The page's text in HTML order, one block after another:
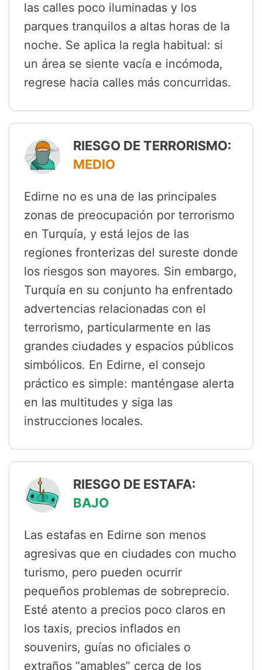
las calles poco iluminadas y los
parques tranquilos a altas horas de la
noche. Se aplica la regla habitual: si
un área se siente vacía e incómoda,
regrese hacia calles más concurridas.
RIESGO DE TERRORISMO:
MEDIO
Edirne no es una de las principales
zonas de preocupación por terrorismo
en Turquía, y está lejos de las
regiones fronterizas del sureste donde
los riesgos son mayores. Sin embargo,
Turquía en su conjunto ha enfrentado
advertencias relacionadas con el
terrorismo, particularmente en las
grandes ciudades y espacios públicos
simbólicos. En Edirne, el consejo
práctico es simple: manténgase alerta
en las multitudes y siga las
instrucciones locales.
RIESGO DE ESTAFA:
BAJO
Las estafas en Edirne son menos
agresivas que en ciudades con mucho
turismo, pero pueden ocurrir
pequeños problemas de sobreprecio.
Esté atento a precios poco claros en
los taxis, precios inflados en
souvenirs, guías no oficiales o
extraños “amables” cerca de los